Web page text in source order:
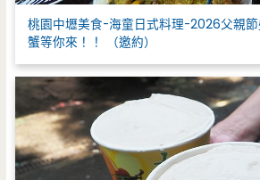
桃園中壢美食-海童日式料理-2026父親
蟹等你來！！ （邀約）